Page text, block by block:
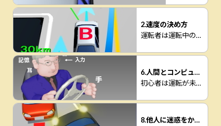
2.速度の決め方
運転者は運転中の様々な場所、場面での速度を一体
6.人間とコンピューター
初心者は運転が未熟で、なぜベテランが上手なのでしょうか。
8.他人に迷惑をかけない運転